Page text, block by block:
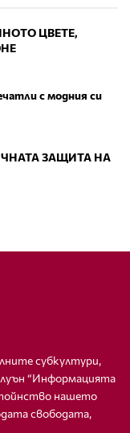
ЦВЕТЕ,
с модния си
ЗАЩИТА НА
субкултури,
“Информацията
нашето
свободата,